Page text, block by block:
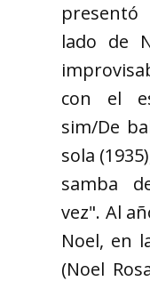
presentó
lado de
con el
sim/De
sola
samba
vez". Al
Noel, en
(Noel